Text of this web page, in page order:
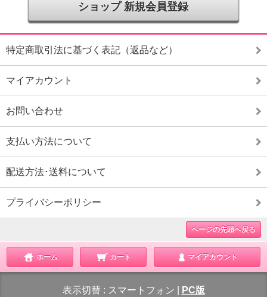
ショップ 新規会員登録
特定商取引法に基づく表記（返品など）
マイアカウント
お問い合わせ
支払い方法について
配送方法･送料について
プライバシーポリシー
ページの先頭へ戻る
ホーム カート マイアカウント
表示切替 : スマートフォン PC版